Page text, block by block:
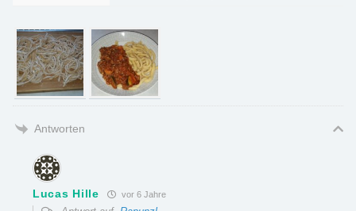
Antworten
Lucas Hille vor 6 Jahre